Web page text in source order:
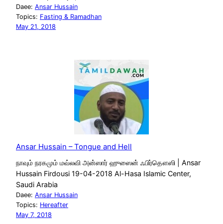
Daee: Ansar Hussain
Topics: Fasting & Ramadhan
May 21, 2018
Ansar Hussain – Tongue and Hell
நாவும் நரகமும் மவ்லவி அன்ஸார் ஹுஸைன் ஃபிர்தௌஸி | Ansar
Hussain Firdousi 19-04-2018 Al-Hasa Islamic Center,
Saudi Arabia
Daee: Ansar Hussain
Topics: Hereafter
May 7, 2018